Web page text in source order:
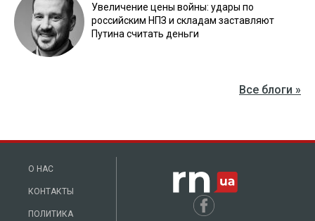
Увеличение цены войны: удары по
российским НПЗ и складам заставляют
Путина считать деньги
Все блоги »
О НАС
КОНТАКТЫ
ПОЛИТИКА